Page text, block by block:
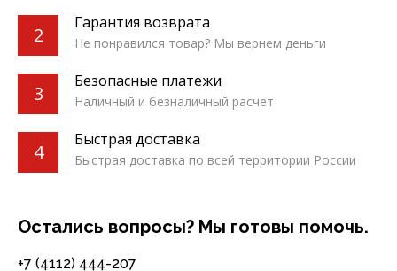
2
Гарантия возврата
Не понравился товар? Мы вернем деньги
3
Безопасные платежи
Наличный и безналичный расчет
4
Быстрая доставка
Быстрая доставка по всей территории России
Остались вопросы? Мы готовы помочь.
+7 (4112) 444-207